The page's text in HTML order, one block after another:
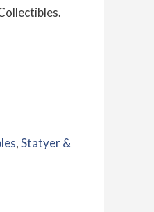
,Statyer &